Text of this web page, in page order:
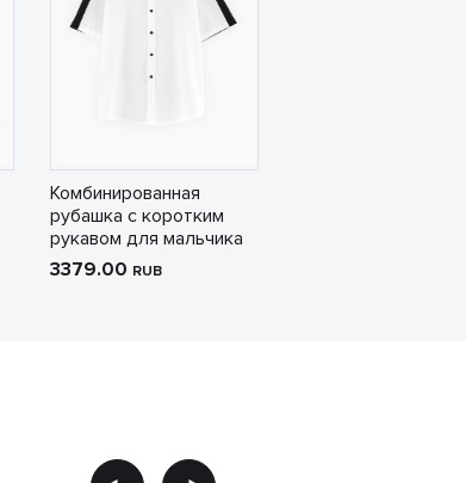
Комбинированная
рубашка с коротким
рукавом для мальчика
3379.00 RUB